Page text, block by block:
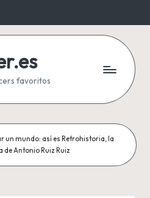
favoritos
un mundo: así es Retrohistoria, la
Antonio Ruiz Ruiz